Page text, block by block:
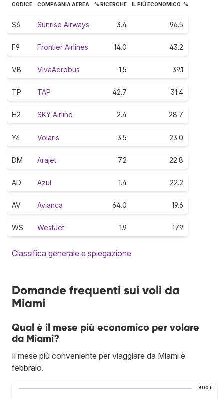
CODICE COMPAGNIA AEREA % RICERCHE IL PIÙ ECONOMICO: %
S6 Sunrise Airways 3.4 96.5
F9 Frontier Airlines 14.0 43.2
VB VivaAerobus 1.5 39.1
TP TAP 42.7 31.4
H2 SKY Airline 2.4 28.7
Y4 Volaris 3.5 23.0
DM Arajet 7.2 22.8
AD Azul 1.4 22.2
AV Avianca 64.0 19.6
WS WestJet 1.9 17.9
Classifica generale e spiegazione
Domande frequenti sui voli da
Miami
Qual è il mese più economico per volare
da Miami?
Il mese più conveniente per viaggiare da Miami è
febbraio.
800 €